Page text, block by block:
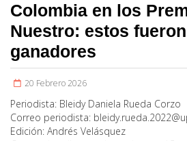
Colombia en los
Nuestro: estos
ganadores
20 Febrero 2026
Periodista: Bleidy Daniela Rueda Corzo
Correo periodista:
Edición: Andrés Velásquez